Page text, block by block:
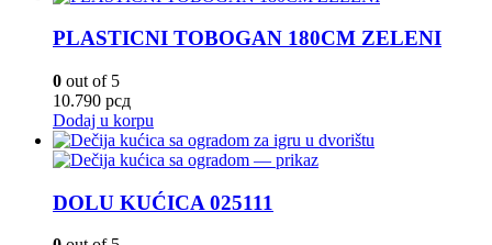
PLASTICNI TOBOGAN 180CM ZELENI
0 out of 5
10.790 рсд
Dodaj u korpu
DOLU KUĆICA 025111